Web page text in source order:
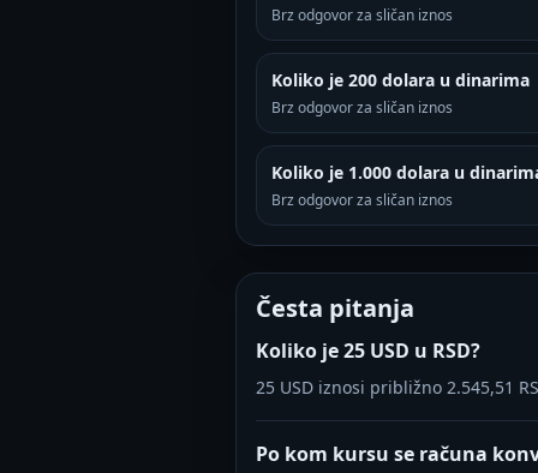
Brz odgovor za sličan iznos
Koliko je 200 dolara u dinarima
Brz odgovor za sličan iznos
Koliko je 1.000 dolara u
Brz odgovor za sličan iznos
Česta pitanja
Koliko je 25 USD u RSD?
25 USD iznosi približno 2.545,51
Po kom kursu se računa